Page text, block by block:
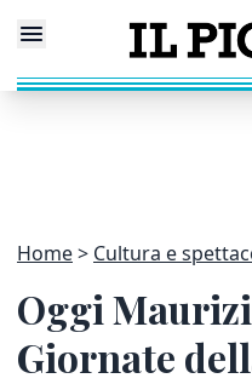
Home Cultura e
Oggi
Giornate